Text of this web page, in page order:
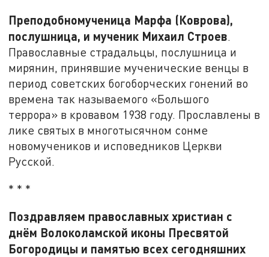
Преподобномученица Марфа (Коврова),
послушница, и мученик Михаил Строев.
Православные страдальцы, послушница и
мирянин, принявшие мученические венцы в
период советских богоборческих гонений во
времена так называемого «Большого
террора» в кровавом 1938 году. Прославлены в
лике святых в многотысячном сонме
новомучеников и исповедников Церкви
Русской.
* * *
Поздравляем православных христиан с
днём Волоколамской иконы Пресвятой
Богородицы и памятью всех сегодняшних